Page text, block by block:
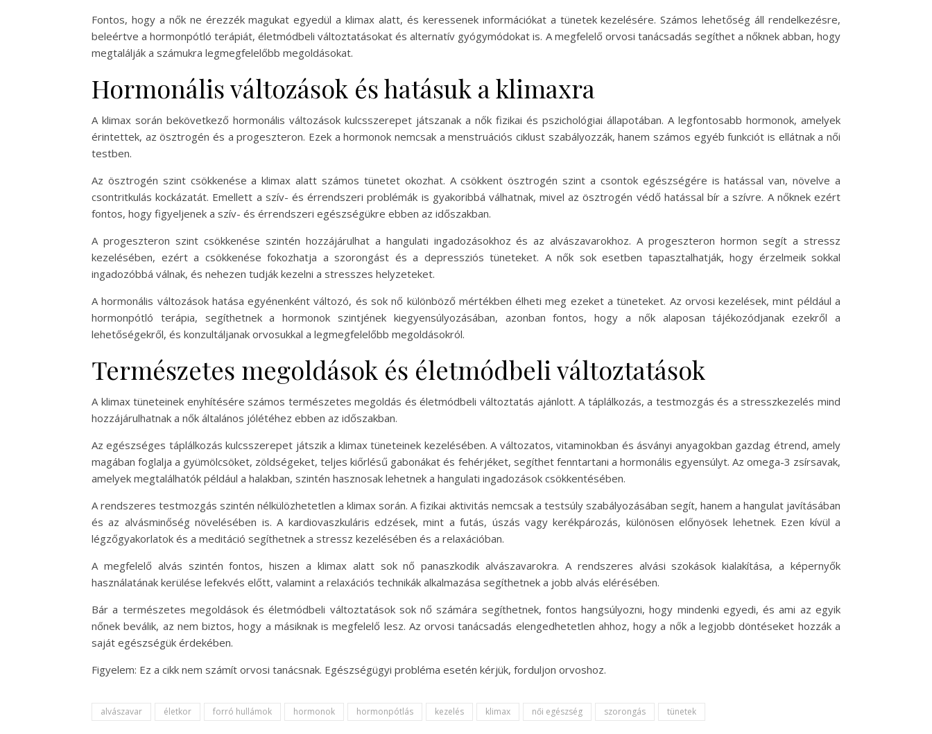
Fontos, hogy a nők ne érezzék magukat egyedül a klimax alatt, és keressenek információkat a tünetek kezelésére. Számos lehetőség áll rendelkezésre,
beleértve a hormonpótló terápiát, életmódbeli változtatásokat és alternatív gyógymódokat is. A megfelelő orvosi tanácsadás segíthet a nőknek abban, hogy
megtalálják a számukra legmegfelelőbb megoldásokat.
Hormonális változások és hatásuk a klimaxra
A klimax során bekövetkező hormonális változások kulcsszerepet játszanak a nők fizikai és pszichológiai állapotában. A legfontosabb hormonok, amelyek
érintettek, az ösztrogén és a progeszteron. Ezek a hormonok nemcsak a menstruációs ciklust szabályozzák, hanem számos egyéb funkciót is ellátnak a női
testben.
Az ösztrogén szint csökkenése a klimax alatt számos tünetet okozhat. A csökkent ösztrogén szint a csontok egészségére is hatással van, növelve a
csontritkulás kockázatát. Emellett a szív- és érrendszeri problémák is gyakoribbá válhatnak, mivel az ösztrogén védő hatással bír a szívre. A nőknek ezért
fontos, hogy figyeljenek a szív- és érrendszeri egészségükre ebben az időszakban.
A progeszteron szint csökkenése szintén hozzájárulhat a hangulati ingadozásokhoz és az alvászavarokhoz. A progeszteron hormon segít a stressz
kezelésében, ezért a csökkenése fokozhatja a szorongást és a depressziós tüneteket. A nők sok esetben tapasztalhatják, hogy érzelmeik sokkal
ingadozóbbá válnak, és nehezen tudják kezelni a stresszes helyzeteket.
A hormonális változások hatása egyénenként változó, és sok nő különböző mértékben élheti meg ezeket a tüneteket. Az orvosi kezelések, mint például a
hormonpótló terápia, segíthetnek a hormonok szintjének kiegyensúlyozásában, azonban fontos, hogy a nők alaposan tájékozódjanak ezekről a
lehetőségekről, és konzultáljanak orvosukkal a legmegfelelőbb megoldásokról.
Természetes megoldások és életmódbeli változtatások
A klimax tüneteinek enyhítésére számos természetes megoldás és életmódbeli változtatás ajánlott. A táplálkozás, a testmozgás és a stresszkezelés mind
hozzájárulhatnak a nők általános jólétéhez ebben az időszakban.
Az egészséges táplálkozás kulcsszerepet játszik a klimax tüneteinek kezelésében. A változatos, vitaminokban és ásványi anyagokban gazdag étrend, amely
magában foglalja a gyümölcsöket, zöldségeket, teljes kiőrlésű gabonákat és fehérjéket, segíthet fenntartani a hormonális egyensúlyt. Az omega-3 zsírsavak,
amelyek megtalálhatók például a halakban, szintén hasznosak lehetnek a hangulati ingadozások csökkentésében.
A rendszeres testmozgás szintén nélkülözhetetlen a klimax során. A fizikai aktivitás nemcsak a testsúly szabályozásában segít, hanem a hangulat javításában
és az alvásminőség növelésében is. A kardiovaszkuláris edzések, mint a futás, úszás vagy kerékpározás, különösen előnyösek lehetnek. Ezen kívül a
légzőgyakorlatok és a meditáció segíthetnek a stressz kezelésében és a relaxációban.
A megfelelő alvás szintén fontos, hiszen a klimax alatt sok nő panaszkodik alvászavarokra. A rendszeres alvási szokások kialakítása, a képernyők
használatának kerülése lefekvés előtt, valamint a relaxációs technikák alkalmazása segíthetnek a jobb alvás elérésében.
Bár a természetes megoldások és életmódbeli változtatások sok nő számára segíthetnek, fontos hangsúlyozni, hogy mindenki egyedi, és ami az egyik
nőnek beválik, az nem biztos, hogy a másiknak is megfelelő lesz. Az orvosi tanácsadás elengedhetetlen ahhoz, hogy a nők a legjobb döntéseket hozzák a
saját egészségük érdekében.
Figyelem: Ez a cikk nem számít orvosi tanácsnak. Egészségügyi probléma esetén kérjük, forduljon orvoshoz.
alvászavar életkor forró hullámok hormonok hormonpótlás kezelés klimax női egészség szorongás tünetek